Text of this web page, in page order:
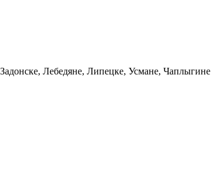
Лебедяне, Липецке, Усмане, Чаплыгине